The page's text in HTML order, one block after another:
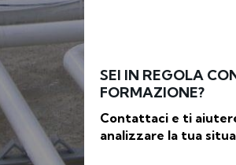
SEI IN REGOLA
FORMAZIONE?
Contattaci e ti
analizzare la tua